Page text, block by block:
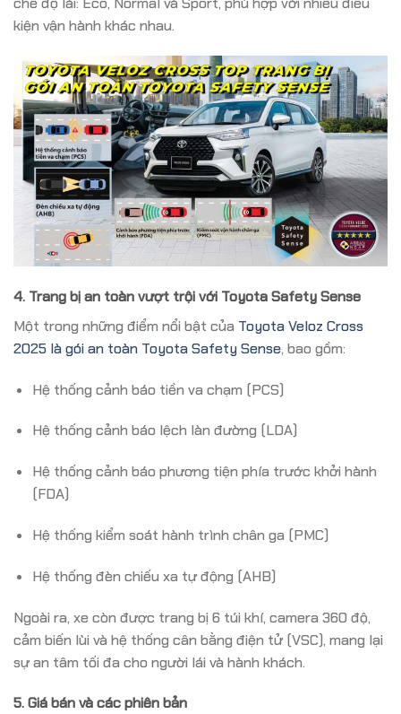
kiện vận hành khác nhau.
4. Trang bị an toàn vượt trội với Toyota Safety Sense
Một trong những điểm nổi bật của Toyota Veloz Cross
2025 là gói an toàn Toyota Safety Sense, bao gồm:
Hệ thống cảnh báo tiền va chạm (PCS)
Hệ thống cảnh báo lệch làn đường (LDA)
Hệ thống cảnh báo phương tiện phía trước khởi hành
(FDA)
Hệ thống kiểm soát hành trình chân ga (PMC)
Hệ thống đèn chiếu xa tự động (AHB)
Ngoài ra, xe còn được trang bị 6 túi khí, camera 360 độ,
cảm biến lùi và hệ thống cân bằng điện tử (VSC), mang lại
sự an tâm tối đa cho người lái và hành khách.
5. Giá bán và các phiên bản